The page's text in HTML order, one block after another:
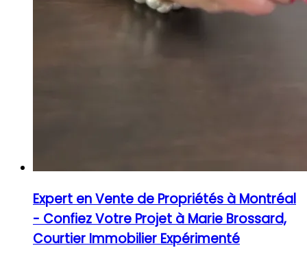
Expert en Vente de Propriétés à Montréal
- Confiez Votre Projet à Marie Brossard,
Courtier Immobilier Expérimenté